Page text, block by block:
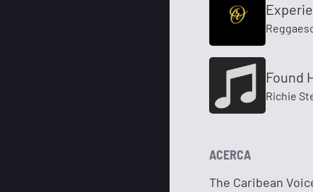
Found
Richie
ACERCA
The Caribean